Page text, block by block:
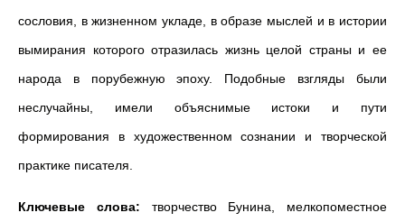
сословия, в жизненном укладе, в образе мыслей и в истории
вымирания которого отразилась жизнь целой страны и ее
народа в порубежную эпоху. Подобные взгляды были
неслучайны, имели объяснимые истоки и пути
формирования в художественном сознании и творческой
практике писателя.
Ключевые слова: творчество Бунина, мелкопоместное